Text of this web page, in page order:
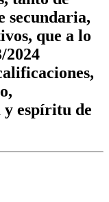
secundaria,
que a lo
2024
y espíritu de